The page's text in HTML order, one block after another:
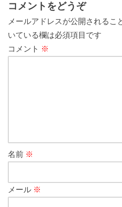
コメントをどうぞ
メールアドレスが公開されるこ
いている欄は必須項目です
コメント ※
名前 ※
メール ※